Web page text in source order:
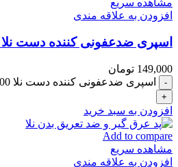
مشاهده سریع
افزودن به علاقه مندی
اسپری ضدعفونی کننده دست نلا 200 میلی لیتر
149,000 تومان
اسپری ضدعفونی کننده دست نلا 200 میلی لیتر عدد
افزودن به سبد خرید
Add to compare
مشاهده سریع
افزودن به علاقه مندی